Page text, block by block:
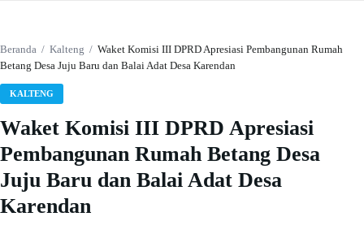
Beranda / Kalteng / Waket Komisi III DPRD Apresiasi Pembangunan Rumah
Betang Desa Juju Baru dan Balai Adat Desa Karendan
KALTENG
Waket Komisi III DPRD Apresiasi
Pembangunan Rumah Betang Desa
Juju Baru dan Balai Adat Desa
Karendan